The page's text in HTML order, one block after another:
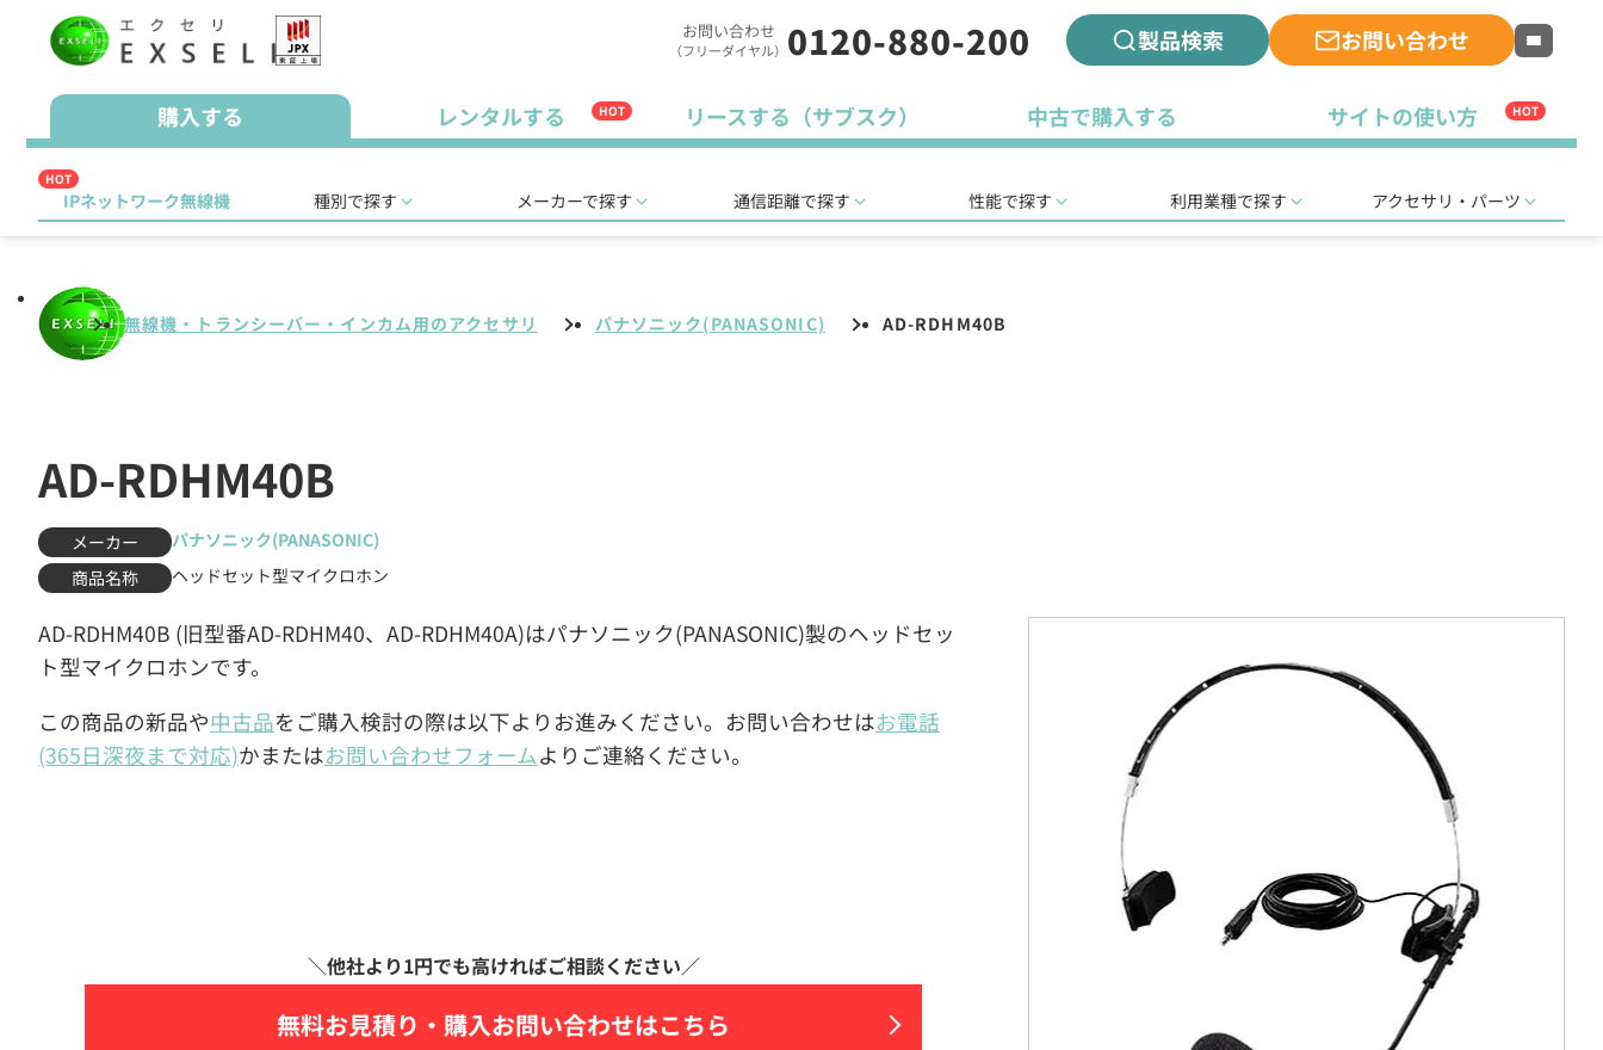
お問い合わせ
（フリーダイヤル） 0120-880-200 製品検索 お問い合わせ
購入する レンタルする HOT リースする（サブスク） 中古で購入する サイトの使い方 HOT
HOT
IPネットワーク無線機 種別で探す メーカーで探す 通信距離で探す 性能で探す 利用業種で探す アクセサリ・パーツ
無線機・トランシーバー・インカム用のアクセサリ パナソニック(PANASONIC) AD-RDHM40B
AD-RDHM40B
メーカー
パナソニック(PANASONIC)
商品名称
ヘッドセット型マイクロホン
AD-RDHM40B (旧型番AD-RDHM40、AD-RDHM40A)はパナソニック(PANASONIC)製のヘッドセッ
ト型マイクロホンです。
この商品の新品や中古品をご購入検討の際は以下よりお進みください。お問い合わせはお電話
(365日深夜まで対応)かまたはお問い合わせフォームよりご連絡ください。
無料お見積り・ 購入お問い合わせはこちら